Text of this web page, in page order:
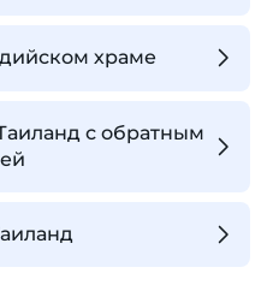
храме
с обратным